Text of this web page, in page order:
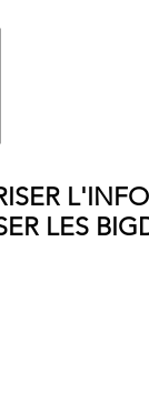
L'
LES